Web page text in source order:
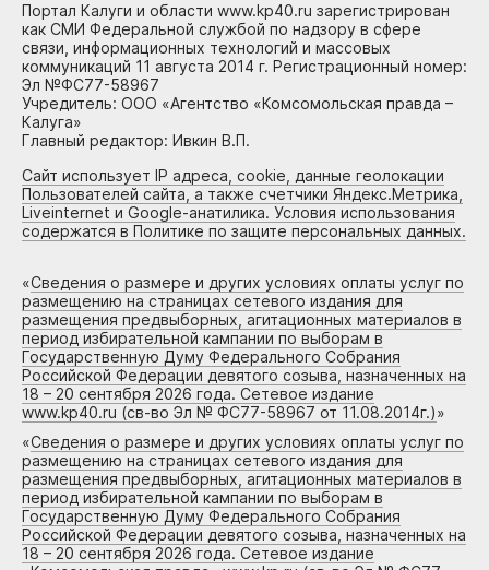
Портал Калуги и области www.kp40.ru зарегистрирован
как СМИ Федеральной службой по надзору в сфере
связи, информационных технологий и массовых
коммуникаций 11 августа 2014 г. Регистрационный номер:
Эл №ФС77-58967
Учредитель: ООО «Агентство «Комсомольская правда –
Калуга»
Главный редактор: Ивкин В.П.
Сайт использует IP адреса, cookie, данные геолокации
Пользователей сайта, а также счетчики Яндекс.Метрика,
Liveinternet и Google-анатилика. Условия использования
содержатся в Политике по защите персональных данных.
«Сведения о размере и других условиях оплаты услуг по
размещению на страницах сетевого издания для
размещения предвыборных, агитационных материалов в
период избирательной кампании по выборам в
Государственную Думу Федерального Собрания
Российской Федерации девятого созыва, назначенных на
18 – 20 сентября 2026 года. Сетевое издание
www.kp40.ru (св-во Эл № ФС77-58967 от 11.08.2014г.)»
«Сведения о размере и других условиях оплаты услуг по
размещению на страницах сетевого издания для
размещения предвыборных, агитационных материалов в
период избирательной кампании по выборам в
Государственную Думу Федерального Собрания
Российской Федерации девятого созыва, назначенных на
18 – 20 сентября 2026 года. Сетевое издание